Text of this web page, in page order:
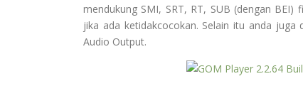
mendukung SMI, SRT, RT, SUB (dengan
jika ada ketidakcocokan. Selain itu anda
Audio Output.